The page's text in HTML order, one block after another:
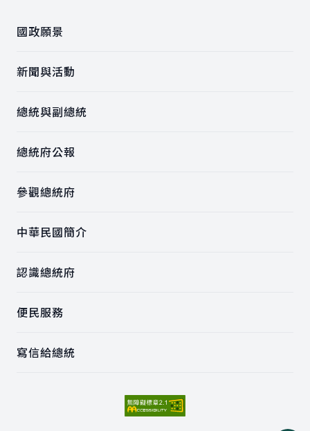
國政願景
新聞與活動
總統與副總統
總統府公報
參觀總統府
中華民國簡介
認識總統府
便民服務
寫信給總統